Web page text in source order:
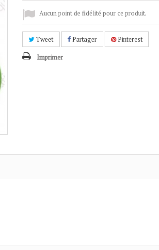
Aucun point de fidélité pour ce produit.
Tweet Partager Pinterest
Imprimer